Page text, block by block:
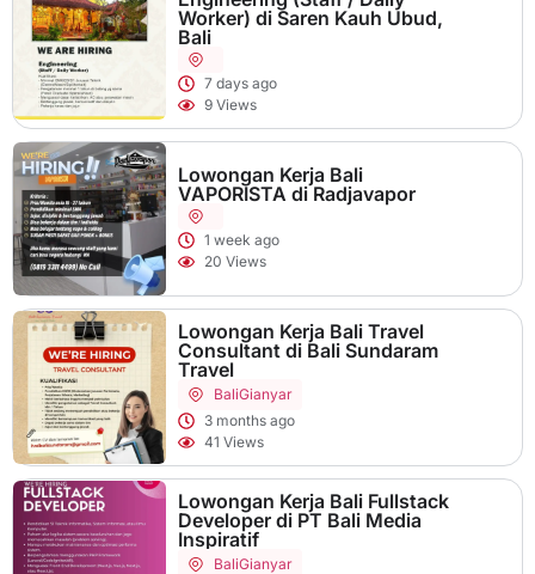
Worker) di Saren Kauh Ubud,
Bali
7 days ago
9 Views
Lowongan Kerja Bali
VAPORISTA di Radjavapor
1 week ago
20 Views
Lowongan Kerja Bali Travel
Consultant di Bali Sundaram
Travel
BaliGianyar
3 months ago
41 Views
Lowongan Kerja Bali Fullstack
Developer di PT Bali Media
Inspiratif
BaliGianyar